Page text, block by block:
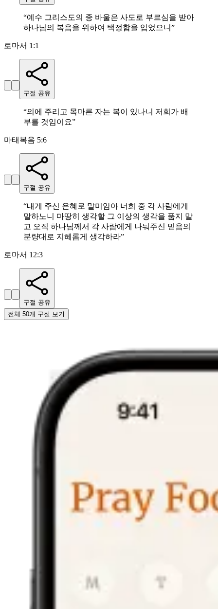
“예수 그리스도의 종 바울은 사도로 부르심을 받아
하나님의 복음을 위하여 택정함을 입었으니 ”
로마서 1:1
구절 공유
“의에 주리고 목마른 자는 복이 있나니 저희가 배
부를 것임이요”
마태복음 5:6
구절 공유
“내게 주신 은혜로 말미암아 너희 중 각 사람에게
말하노니 마땅히 생각할 그 이상의 생각을 품지 말
고 오직 하나님께서 각 사람에게 나눠주신 믿음의
분량대로 지혜롭게 생각하라”
로마서 12:3
구절 공유
전체 50개 구절 보기